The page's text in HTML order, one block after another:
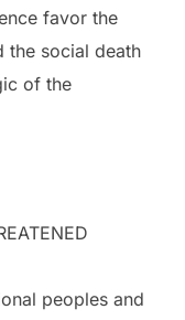
favor the
the social death
of the
peoples and